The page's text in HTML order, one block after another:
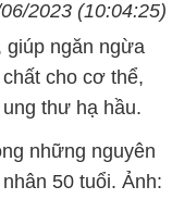
2023 (10:04:25)
giúp ngăn ngừa
cho cơ thể,
thư hạ hầu.
những nguyên
50 tuổi. Ảnh: